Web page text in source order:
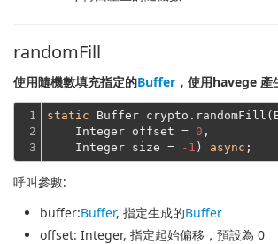
randomFill
使用隨機數填充指定的Buffer ，使用havege 產
1
2
3
static Buffer
    Integer offset =
0 ,
    Integer size =
-1 ) async
呼叫參數:
buffer:Buffer, 指定生成的Buffer
offset: Integer, 指定起始偏移，預設為 0